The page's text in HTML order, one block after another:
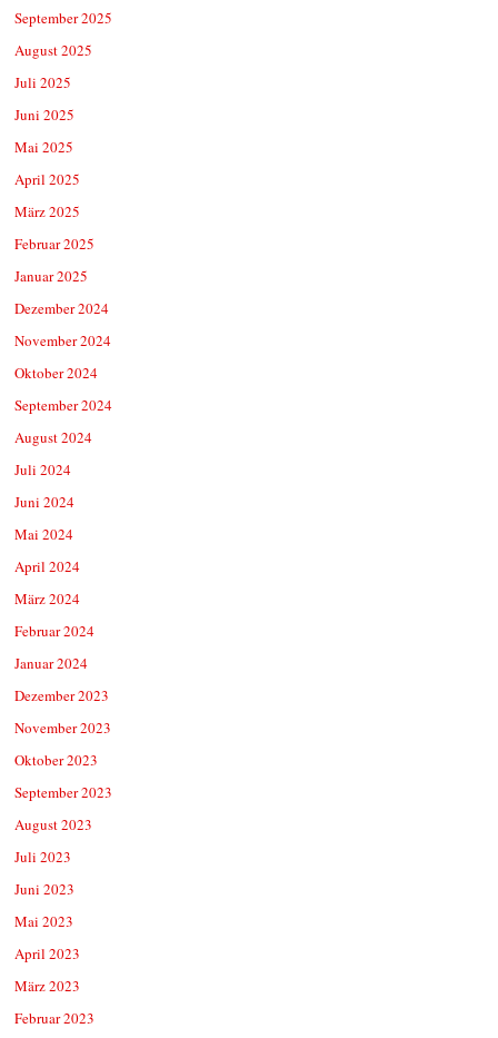
September 2025
August 2025
Juli 2025
Juni 2025
Mai 2025
April 2025
März 2025
Februar 2025
Januar 2025
Dezember 2024
November 2024
Oktober 2024
September 2024
August 2024
Juli 2024
Juni 2024
Mai 2024
April 2024
März 2024
Februar 2024
Januar 2024
Dezember 2023
November 2023
Oktober 2023
September 2023
August 2023
Juli 2023
Juni 2023
Mai 2023
April 2023
März 2023
Februar 2023